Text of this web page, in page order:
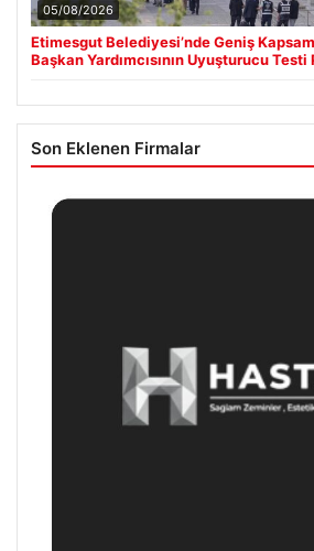
05/08/2026
Etimesgut Belediyesi’nde Geniş
Başkan Yardımcısının Uyuşturucu Testi
Son Eklenen Firmalar